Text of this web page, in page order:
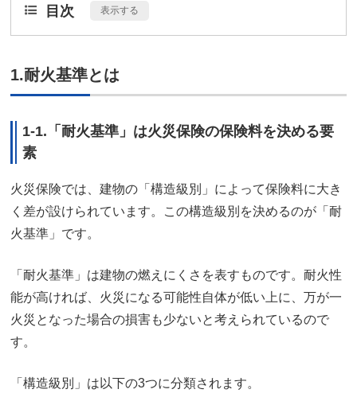
目次 表示する
1.耐火基準とは
1-1.「耐火基準」は火災保険の保険料を決める要
素
火災保険では、建物の「構造級別」によって保険料に大き
く差が設けられています。この構造級別を決めるのが「耐
火基準」です。
「耐火基準」は建物の燃えにくさを表すものです。耐火性
能が高ければ、火災になる可能性自体が低い上に、万が一
火災となった場合の損害も少ないと考えられているので
す。
「構造級別」は以下の3つに分類されます。